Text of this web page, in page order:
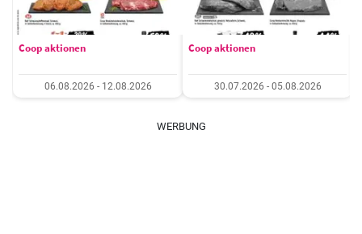
Coop aktionen
06.08.2026 - 12.08.2026
Coop aktionen
30.07.2026 - 05.08.2026
WERBUNG